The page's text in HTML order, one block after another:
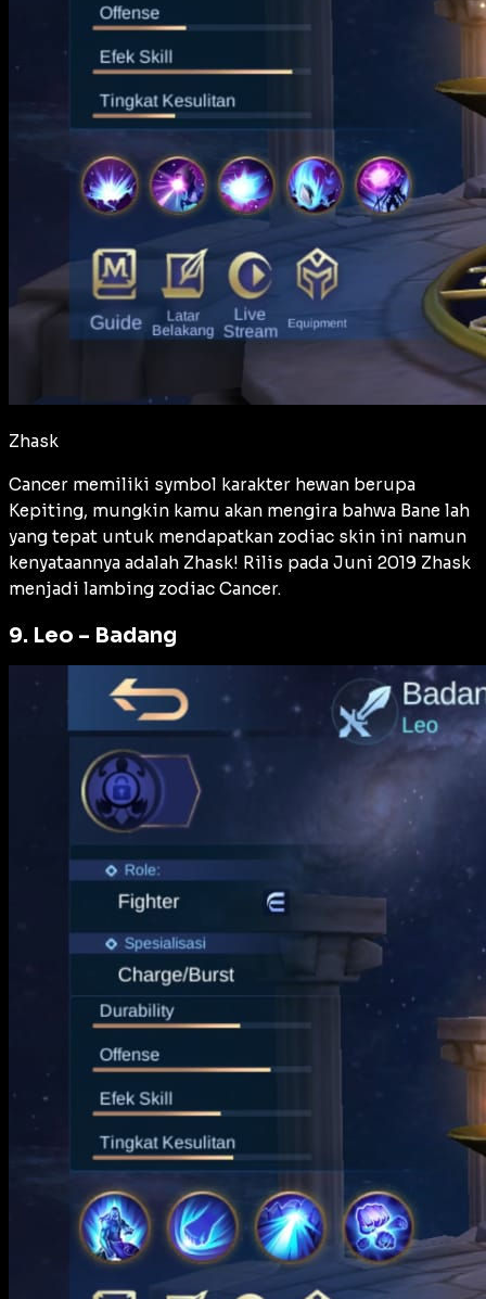
Zhask
Cancer memiliki symbol karakter hewan berupa
Kepiting, mungkin kamu akan mengira bahwa Bane lah
yang tepat untuk mendapatkan zodiac skin ini namun
kenyataannya adalah Zhask! Rilis pada Juni 2019 Zhask
menjadi lambing zodiac Cancer.
9. Leo – Badang